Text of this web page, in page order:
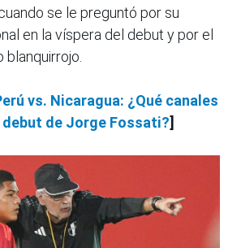
se le preguntó por su
en la víspera del debut y por el
blanquirrojo.
vs. Nicaragua: ¿Qué canales
de Jorge Fossati?]